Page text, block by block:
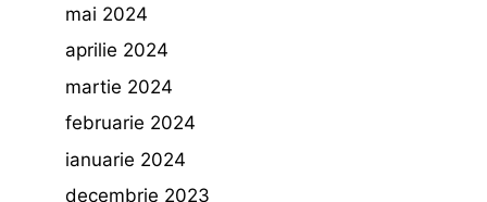
mai 2024
aprilie 2024
martie 2024
februarie 2024
ianuarie 2024
decembrie 2023